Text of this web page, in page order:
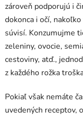
zároveň podporujú i
dokonca i očí,
súvisí. Konzumujme
zeleniny, ovocie,
cestoviny, atď.,
z každého rožka
Pokiaľ však nemáte
uvedených receptov,